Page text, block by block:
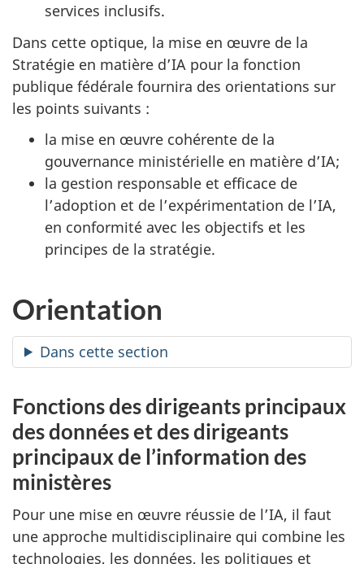
services inclusifs.
Dans cette optique, la mise en œuvre de la
Stratégie en matière d’IA pour la fonction
publique fédérale fournira des orientations sur
les points suivants :
la mise en œuvre cohérente de la
gouvernance ministérielle en matière d’IA;
la gestion responsable et efficace de
l’adoption et de l’expérimentation de l’IA,
en conformité avec les objectifs et les
principes de la stratégie.
Orientation
Dans cette section
Fonctions des dirigeants principaux
des données et des dirigeants
principaux de l’information des
ministères
Pour une mise en œuvre réussie de l’IA, il faut
une approche multidisciplinaire qui combine les
technologies, les données, les politiques et